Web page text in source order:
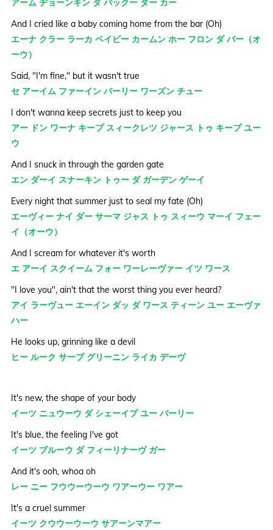
アーム ヂョーンキン ダ バックー ダー カー
And I cried like a baby coming home from the bar (Oh)
エーナ クラー ラーカ ベイビー カームン ホー フロン ダ バー（オ
ーウ）
Said, "I'm fine," but it wasn't true
セ アーイム ファーイン バーリー ワーズン チュー
I don't wanna keep secrets just to keep you
アー ドン ワーナ キープ スィークレツ ジャース トゥ キープ ユー
ウ
And I snuck in through the garden gate
エン ダーイ スナーキン トゥー ダ ガーデン ゲーイ
Every night that summer just to seal my fate (Oh)
エーヴィー ナイ ダー サーマ ジャス トゥ スィーウ マーイ フェー
イ（オーウ）
And I scream for whatever it's worth
エ アーイ スクイーム フォー ワーレーヴァー イツ ワース
"I love you", ain't that the worst thing you ever heard?
アイ ラーヴュー エーイン ダッ ダ ワース ティーン ユー エーヴァ
ハー
He looks up, grinning like a devil
ヒー ルーク サープ グリーニン ライカ デーヴ
It's new, the shape of your body
イーツ ニュウーウ ダ シェーイプ ユー バーリー
It's blue, the feeling I've got
イーツ ブルーウ ダ フィーリナーヴ ガー
And it's ooh, whoa oh
レー ニー フウウーウーウ ワアーウー ワアー
It's a cruel summer
イーツ クウウーウーウ サアーンマアー